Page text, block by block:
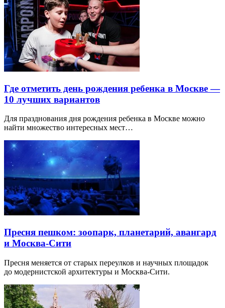
Где отметить день рождения ребенка в Москве —
10 лучших вариантов
Для празднования дня рождения ребенка в Москве можно
найти множество интересных мест…
Пресня пешком: зоопарк, планетарий, авангард
и Москва-Сити
Пресня меняется от старых переулков и научных площадок
до модернистской архитектуры и Москва-Сити.